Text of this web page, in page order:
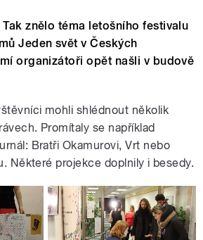
znělo téma letošního festivalu
Jeden svět v Českých
organizátoři opět našli v budově
mohli shlédnout několik
Promítaly se například
Bratři Okamurovi, Vrt nebo
Některé projekce doplnily i besedy.